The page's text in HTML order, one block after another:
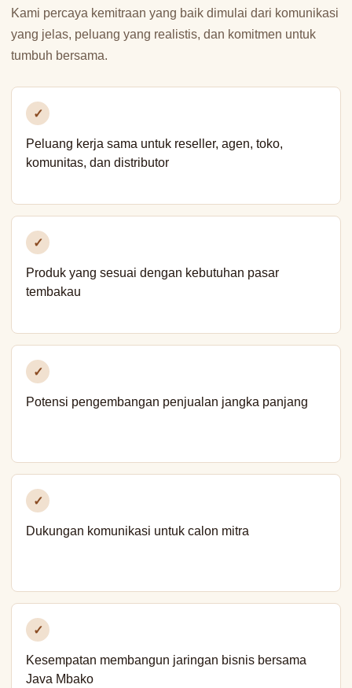
Kami percaya kemitraan yang baik dimulai dari komunikasi
yang jelas, peluang yang realistis, dan komitmen untuk
tumbuh bersama.
✓
Peluang kerja sama untuk reseller, agen, toko,
komunitas, dan distributor
✓
Produk yang sesuai dengan kebutuhan pasar
tembakau
✓
Potensi pengembangan penjualan jangka panjang
✓
Dukungan komunikasi untuk calon mitra
✓
Kesempatan membangun jaringan bisnis bersama
Java Mbako